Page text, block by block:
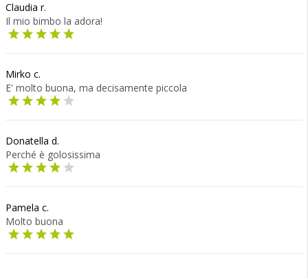
Claudia r.
Il mio bimbo la adora!
Mirko c.
E' molto buona, ma decisamente piccola
Donatella d.
Perché è golosissima
Pamela c.
Molto buona